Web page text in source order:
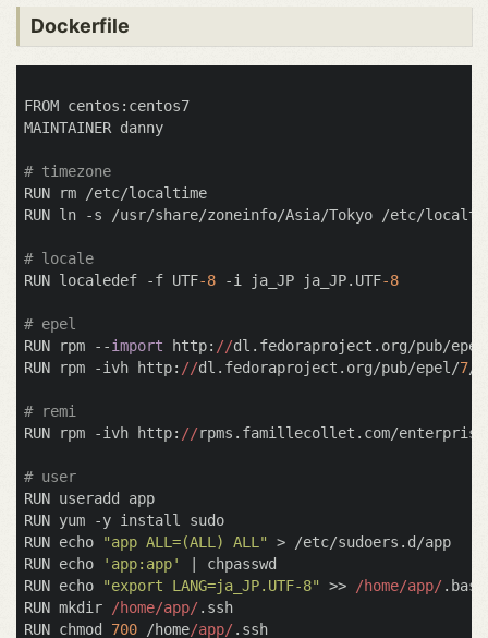
Dockerfile
FROM centos:centos7
MAINTAINER danny
# timezone
RUN rm /etc/localtime
RUN ln -s /usr/share/zoneinfo/Asia/Tokyo /etc/
# locale
RUN localedef -f UTF-8 -i ja_JP ja_JP.UTF-8
# epel
RUN rpm --import http: //dl.fedoraproject.org/pub/epel/
RUN rpm -ivh http: //dl.fedoraproject.org/pub/epel/7/
# remi
RUN rpm -ivh http: //rpms.famillecollet.com/
# user
RUN useradd app
RUN yum -y install sudo
RUN echo
"app ALL=(ALL) ALL"
> /etc/sudoers.d/app
RUN echo
'app:app'
| chpasswd
RUN echo
"export LANG=ja_JP.UTF-8" >> /home/app/
RUN mkdir /home/app/.ssh
RUN chmod 700 /home/app/.ssh